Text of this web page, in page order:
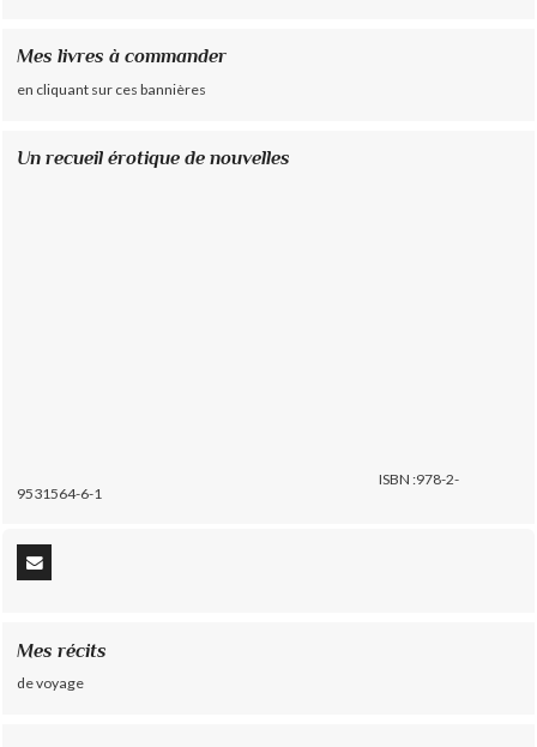
Mes livres à commander
en cliquant sur ces bannières
Un recueil érotique de nouvelles
ISBN :978-2-
9531564-6-1
Mes récits
de voyage